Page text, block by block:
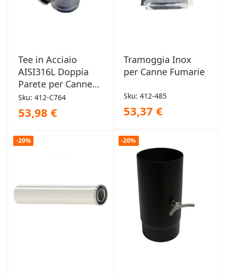
Tee in Acciaio
AISI316L Doppia
Parete per Canne
Fumarie
Sku: 412-C764
53,98 €
Tramoggia Inox
per Canne Fumarie
Sku: 412-485
53,37 €
-20% -20%